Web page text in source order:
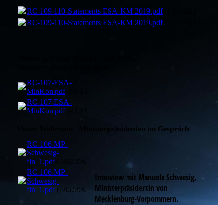
RC-109-110-Statements ESA-KM 2019.pdf(1.01MB)
RC-109-110-Statements ESA-KM 2019.pdf(1.01MB)
RC-107-ESA-
MinKon.pdf(93.15KB)
RC-107-ESA-
MinKon.pdf(93.15KB)
Vision Weltraum - Ministerpräsidenten im Gespräch
RC-106-MP-
Schwesig-
fin_1.pdf(486.59KB)
RC-106-MP-
Schwesig-
fin_1.pdf(486.59KB)
Interview mit Manuela Schwesig,
Ministerpräsidentin von
Mecklenburg-Vorpommern.